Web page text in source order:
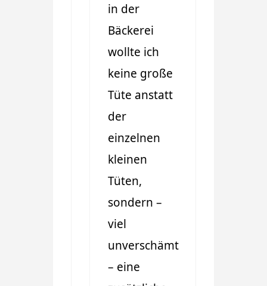
in der
Bäckerei
wollte ich
keine große
Tüte anstatt
der
einzelnen
kleinen
Tüten,
sondern –
viel
unverschämt
– eine